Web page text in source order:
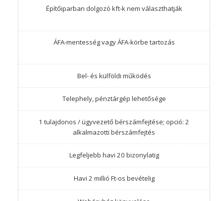
Építőiparban dolgozó kft-k nem választhatják
ÁFA-mentesség vagy ÁFA-körbe tartozás
Bel- és külföldi működés
Telephely, pénztárgép lehetősége
1 tulajdonos / ügyvezető bérszámfejtése; opció: 2
alkalmazotti bérszámfejtés
Legfeljebb havi 20 bizonylatig
Havi 2 millió Ft-os bevételig